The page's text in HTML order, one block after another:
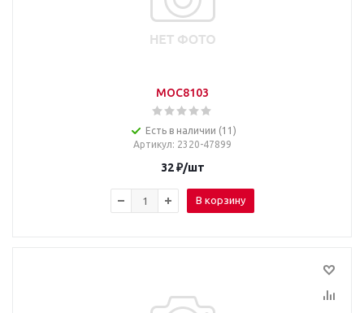
MOC8103
Есть в наличии (11)
Артикул: 2320-47899
32₽/шт
В корзину